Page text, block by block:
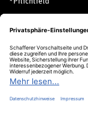
Hotline
0800 20 70
Kostenlos aus dem
24 Stunden / 365 Tage